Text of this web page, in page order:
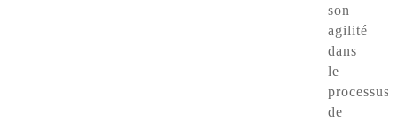
son
agilité
dans
le
processus
de